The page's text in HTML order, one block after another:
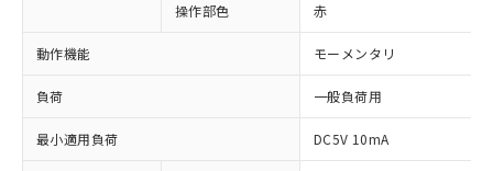
操作部色 赤
動作機能 モーメンタリ
負荷 一般負荷用
最小適用負荷 DC5V 10mA